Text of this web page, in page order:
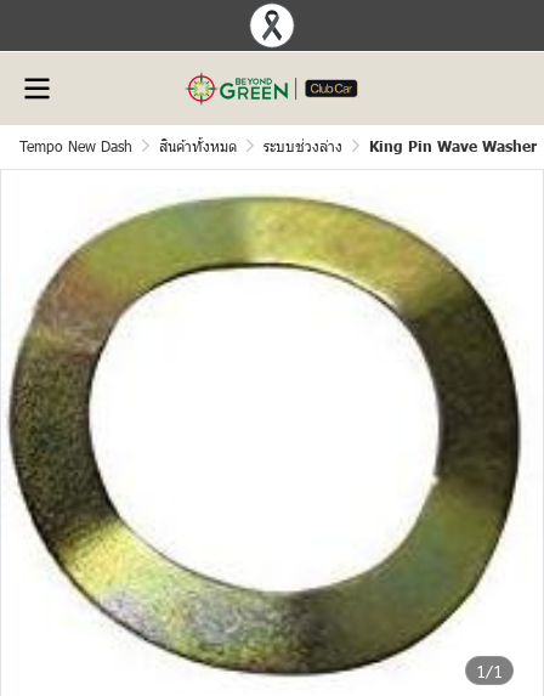
Tempo New Dash สินค้าทั้งหมด ระบบช่วงล่าง King Pin Wave Washer
1/1